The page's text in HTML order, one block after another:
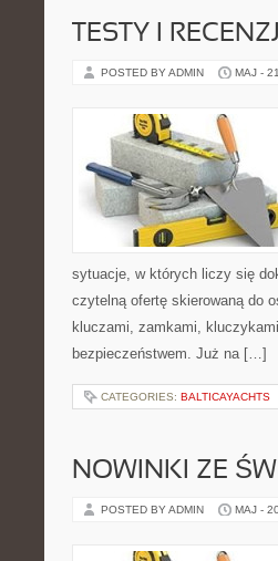
TESTY I
POSTED BY ADMIN MAJ -
sytuacje, w których liczy się
czytelną ofertę skierowaną do
kluczami, zamkami,
bezpieczeństwem. Już na […]
CATEGORIES: BALTICAYACHTS
NOWINKI ZE
POSTED BY ADMIN MAJ -